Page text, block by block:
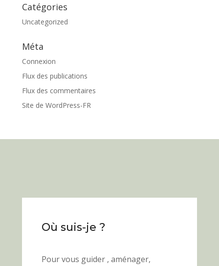
Catégories
Uncategorized
Méta
Connexion
Flux des publications
Flux des commentaires
Site de WordPress-FR
Où suis-je ?
Pour vous guider , aménager,